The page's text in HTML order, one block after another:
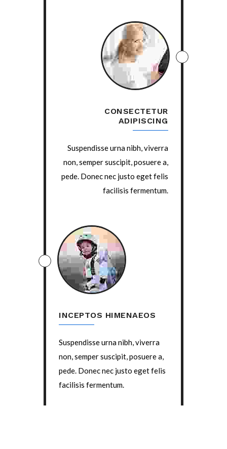
CONSECTETUR
ADIPISCING
Suspendisse urna nibh, viverra
non, semper suscipit, posuere a,
pede. Donec nec justo eget felis
facilisis fermentum.
INCEPTOS HIMENAEOS
Suspendisse urna nibh, viverra
non, semper suscipit, posuere a,
pede. Donec nec justo eget felis
facilisis fermentum.